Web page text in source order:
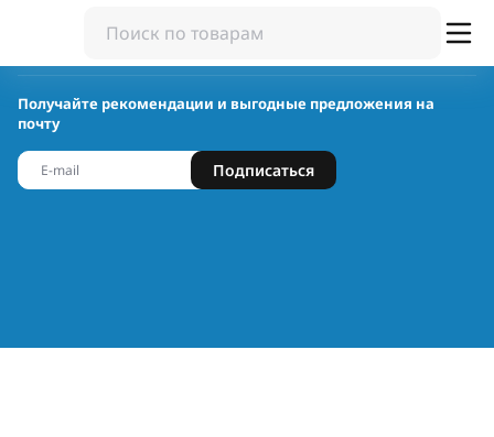
Получайте рекомендации и выгодные предложения на
почту
Подписаться